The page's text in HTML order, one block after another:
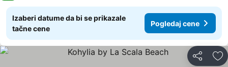
Izaberi datume da bi se prikazale
tačne cene
Pogledaj cene
Deli